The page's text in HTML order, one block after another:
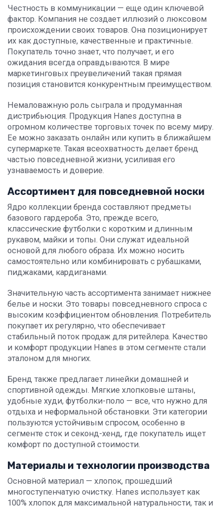
Честность в коммуникации — еще один ключевой
фактор. Компания не создает иллюзий о люксовом
происхождении своих товаров. Она позиционирует
их как доступные, качественные и практичные.
Покупатель точно знает, что получает, и его
ожидания всегда оправдываются. В мире
маркетинговых преувеличений такая прямая
позиция становится конкурентным преимуществом.
Немаловажную роль сыграла и продуманная
дистрибьюция. Продукция Hanes доступна в
огромном количестве торговых точек по всему миру.
Ее можно заказать онлайн или купить в ближайшем
супермаркете. Такая всеохватность делает бренд
частью повседневной жизни, усиливая его
узнаваемость и доверие.
Ассортимент для повседневной носки
Ядро коллекции бренда составляют предметы
базового гардероба. Это, прежде всего,
классические футболки с коротким и длинным
рукавом, майки и топы. Они служат идеальной
основой для любого образа. Их можно носить
самостоятельно или комбинировать с рубашками,
пиджаками, кардиганами.
Значительную часть ассортимента занимает нижнее
белье и носки. Это товары повседневного спроса с
высоким коэффициентом обновления. Потребитель
покупает их регулярно, что обеспечивает
стабильный поток продаж для ритейлера. Качество
и комфорт продукции Hanes в этом сегменте стали
эталоном для многих.
Бренд также предлагает линейки домашней и
спортивной одежды. Мягкие хлопковые штаны,
удобные худи, футболки-поло — все, что нужно для
отдыха и неформальной обстановки. Эти категории
пользуются устойчивым спросом, особенно в
сегменте сток и секонд-хенд, где покупатель ищет
комфорт по доступной стоимости.
Материалы и технологии производства
Основной материал — хлопок, прошедший
многоступенчатую очистку. Hanes использует как
100% хлопок для максимальной натуральности, так и